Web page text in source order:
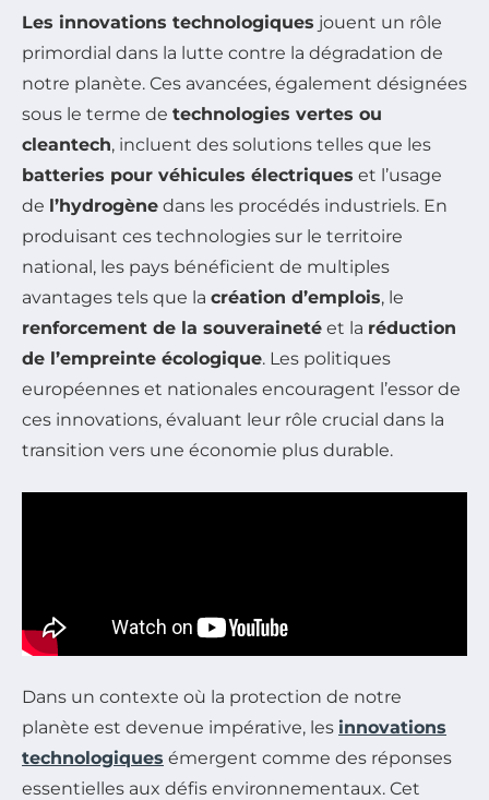
Les innovations technologiques jouent un rôle
primordial dans la lutte contre la dégradation de
notre planète. Ces avancées, également désignées
sous le terme de technologies vertes ou
cleantech, incluent des solutions telles que les
batteries pour véhicules électriques et l’usage
de l’hydrogène dans les procédés industriels. En
produisant ces technologies sur le territoire
national, les pays bénéficient de multiples
avantages tels que la création d’emplois, le
renforcement de la souveraineté et la réduction
de l’empreinte écologique. Les politiques
européennes et nationales encouragent l’essor de
ces innovations, évaluant leur rôle crucial dans la
transition vers une économie plus durable.
Dans un contexte où la protection de notre
planète est devenue impérative, les innovations
technologiques émergent comme des réponses
essentielles aux défis environnementaux. Cet